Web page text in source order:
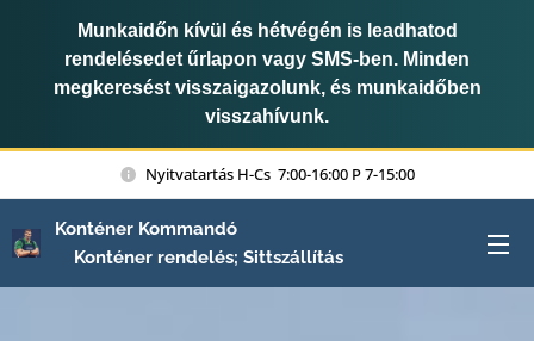
Munkaidőn kívül és hétvégén is leadhatod
rendelésedet űrlapon vagy SMS-ben. Minden
megkeresést visszaigazolunk, és munkaidőben
visszahívunk.
Nyitvatartás H-Cs 7:00-16:00 P 7-15:00
Konténer Kommandó
Konténer rendelés; Sittszállítás